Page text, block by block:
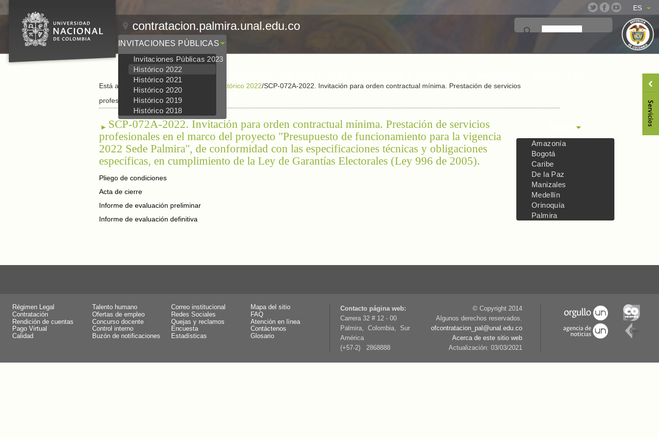
ES
contratacion.palmira.unal.edu.co
INVITACIONES PÚBLICAS
Invitaciones Públicas 2023
Histórico 2022
Histórico 2021
Histórico 2020
Histórico 2019
Histórico 2018
Amazonía
Bogotá
Caribe
De la Paz
Manizales
Medellín
Orinoquía
Palmira
Está aquí: Inicio / Invitaciones Públicas Histórico 2022/SCP-072A-2022. Invitación para orden contractual mínima. Prestación de servicios
profesionales (Cerrada)
SCP-072A-2022. Invitación para orden contractual mínima. Prestación de servicios
profesionales en el marco del proyecto "Presupuesto de funcionamiento para la vigencia
2022 Sede Palmira", de conformidad con las especificaciones técnicas y obligaciones
específicas, en cumplimiento de la Ley de Garantías Electorales (Ley 996 de 2005).
Pliego de condiciones
Acta de cierre
Informe de evaluación preliminar
Informe de evaluación definitiva
Régimen Legal
Talento humano
Contratación
Ofertas de empleo
Rendición de cuentas
Concurso docente
Pago Virtual
Control interno
Calidad
Buzón de notificaciones
Correo institucional
Mapa del sitio
Redes Sociales
FAQ
Quejas y reclamos
Atención en línea
Encuesta
Contáctenos
Estadísticas
Glosario
Contacto página web:
Carrera 32 # 12 - 00
Palmira, Colombia, Sur
América
(+57-2) 2868888
© Copyright 2014
Algunos derechos reservados.
ofcontratacion_pal@unal.edu.co
Acerca de este sitio web
Actualización: 03/03/2021